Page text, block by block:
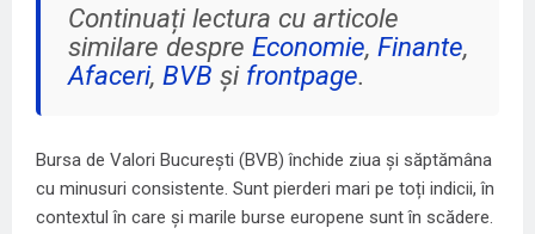
Continuați lectura cu articole
similare despre Economie, Finante,
Afaceri, BVB și frontpage.
Bursa de Valori București (BVB) închide ziua și săptămâna
cu minusuri consistente. Sunt pierderi mari pe toți indicii, în
contextul în care și marile burse europene sunt în scădere.